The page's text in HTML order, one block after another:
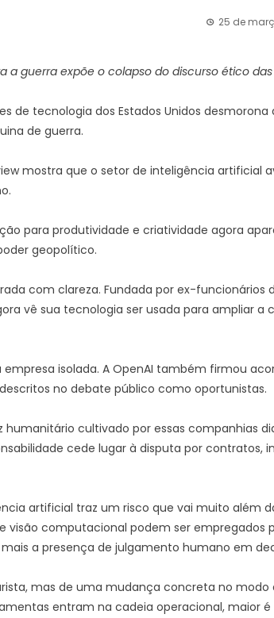
25 de
a guerra expõe o colapso do discurso ético
de tecnologia dos Estados Unidos
de guerra.
mostra que o setor de inteligência artificial
para produtividade e criatividade agora
geopolítico.
com clareza. Fundada por ex-funcionários
vê sua tecnologia ser usada para ampliar a
isolada. A OpenAI também firmou
no debate público como oportunistas.
humanitário cultivado por essas companhias
cede lugar à disputa por contratos,
artificial traz um risco que vai muito além
visão computacional podem ser empregados
a presença de julgamento humano em
mas de uma mudança concreta no modo
entram na cadeia operacional, maior